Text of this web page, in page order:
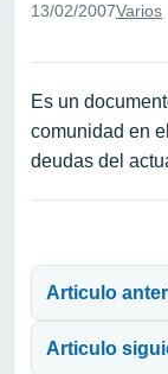
13/02/2007Varios
Es un
comunidad en
deudas del
Articulo
Articulo